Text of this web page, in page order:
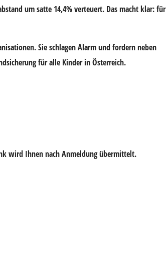
um satte 14,4% verteuert. Das macht klar: für
Sie schlagen Alarm und fordern neben
für alle Kinder in Österreich.
wird Ihnen nach Anmeldung übermittelt.